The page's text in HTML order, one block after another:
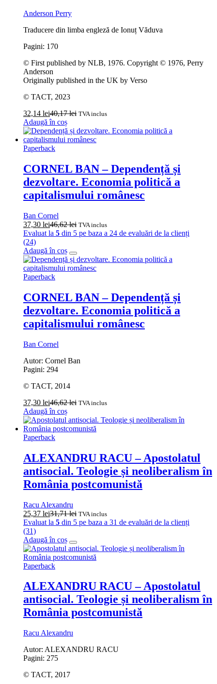
Anderson Perry
Traducere din limba engleză de Ionuț Văduva
Pagini: 170
© First published by NLB, 1976. Copyright © 1976, Perry
Anderson
Originally published in the UK by Verso
© TACT, 2023
32,14 lei40,17lei TVA inclus
Adaugă în coș
Paperback
CORNEL BAN – Dependență și
dezvoltare. Economia politică a
capitalismului românesc
Ban Cornel
37,30 lei46,62lei TVA inclus
Evaluat la 5 din 5 pe baza a 24 de evaluări de la clienți
(24)
Adaugă în coș
Paperback
CORNEL BAN – Dependență și
dezvoltare. Economia politică a
capitalismului românesc
Ban Cornel
Autor: Cornel Ban
Pagini: 294
© TACT, 2014
37,30 lei46,62lei TVA inclus
Adaugă în coș
Paperback
ALEXANDRU RACU – Apostolatul
antisocial. Teologie și neoliberalism în
România postcomunistă
Racu Alexandru
25,37 lei31,71lei TVA inclus
Evaluat la 5 din 5 pe baza a 31 de evaluări de la clienți
(31)
Adaugă în coș
Paperback
ALEXANDRU RACU – Apostolatul
antisocial. Teologie și neoliberalism în
România postcomunistă
Racu Alexandru
Autor: ALEXANDRU RACU
Pagini: 275
© TACT, 2017